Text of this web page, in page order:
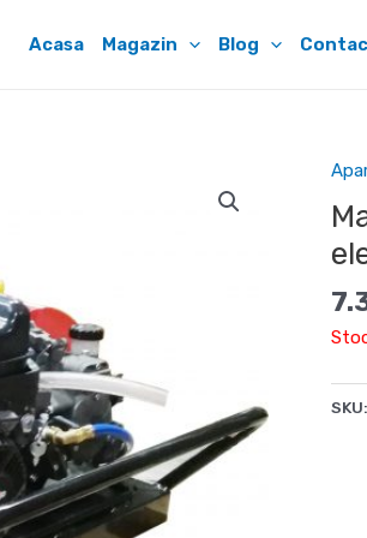
Acasa Magazin Blog
SKU: